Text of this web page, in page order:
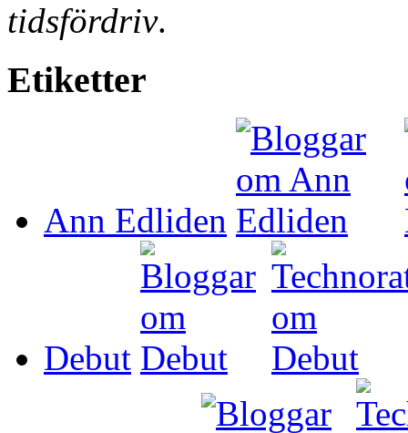
tidsfördriv.
Etiketter
Ann Edliden
Debut